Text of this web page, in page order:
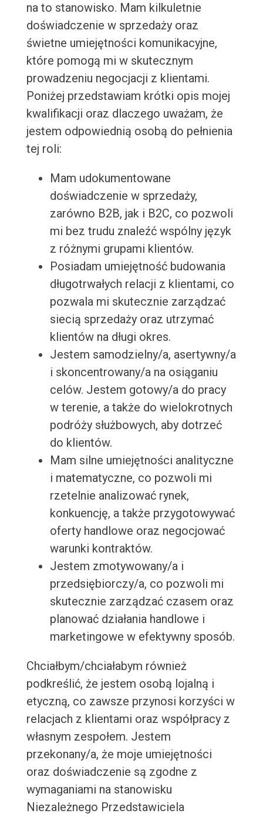
na to stanowisko. Mam kilkuletnie
doświadczenie w sprzedaży oraz
świetne umiejętności komunikacyjne,
które pomogą mi w skutecznym
prowadzeniu negocjacji z klientami.
Poniżej przedstawiam krótki opis mojej
kwalifikacji oraz dlaczego uważam, że
jestem odpowiednią osobą do pełnienia
tej roli:
Mam udokumentowane
doświadczenie w sprzedaży,
zarówno B2B, jak i B2C, co pozwoli
mi bez trudu znaleźć wspólny język
z różnymi grupami klientów.
Posiadam umiejętność budowania
długotrwałych relacji z klientami, co
pozwala mi skutecznie zarządzać
siecią sprzedaży oraz utrzymać
klientów na długi okres.
Jestem samodzielny/a, asertywny/a
i skoncentrowany/a na osiąganiu
celów. Jestem gotowy/a do pracy
w terenie, a także do wielokrotnych
podróży służbowych, aby dotrzeć
do klientów.
Mam silne umiejętności analityczne
i matematyczne, co pozwoli mi
rzetelnie analizować rynek,
konkuencję, a także przygotowywać
oferty handlowe oraz negocjować
warunki kontraktów.
Jestem zmotywowany/a i
przedsiębiorczy/a, co pozwoli mi
skutecznie zarządzać czasem oraz
planować działania handlowe i
marketingowe w efektywny sposób.
Chciałbym/chciałabym również
podkreślić, że jestem osobą lojalną i
etyczną, co zawsze przynosi korzyści w
relacjach z klientami oraz współpracy z
własnym zespołem. Jestem
przekonany/a, że moje umiejętności
oraz doświadczenie są zgodne z
wymaganiami na stanowisku
Niezależnego Przedstawiciela